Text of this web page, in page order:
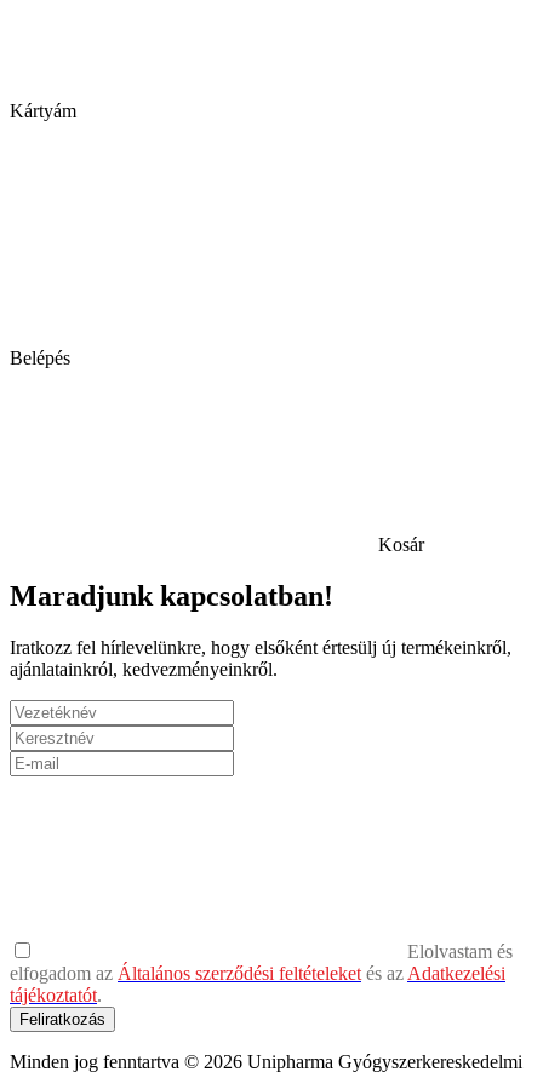
Kártyám
Belépés
Kosár
Maradjunk kapcsolatban!
Iratkozz fel hírlevelünkre, hogy elsőként értesülj új termékeinkről,
ajánlatainkról, kedvezményeinkről.
Elolvastam és
elfogadom az Általános szerződési feltételeket és az Adatkezelési
tájékoztatót.
Feliratkozás
Minden jog fenntartva © 2026 Unipharma Gyógyszerkereskedelmi